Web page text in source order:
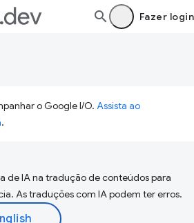
Fazer login
o Google I/O. Assista ao
.
de IA na tradução de conteúdos para
As traduções com IA podem ter erros.